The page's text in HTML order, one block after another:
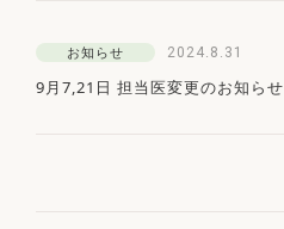
お知らせ
2024.8.31
9月7,21日 担当医変更のお知らせ